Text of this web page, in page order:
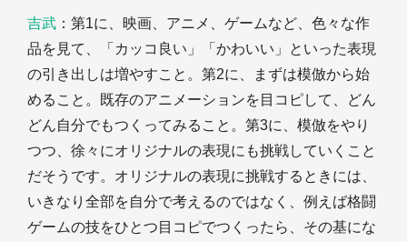
吉武 ：第1に、映画、アニメ、ゲームなど、色々な作
品を見て、「カッコ良い」「かわいい」といった表現
の引き出しは増やすこと。第2に、まずは模倣から始
めること。既存のアニメーションを目コピして、どん
どん自分でもつくってみること。第3に、模倣をやり
つつ、徐々にオリジナルの表現にも挑戦していくこと
だそうです。オリジナルの表現に挑戦するときには、
いきなり全部を自分で考えるのではなく、例えば格闘
ゲームの技をひとつ目コピでつくったら、その基にな